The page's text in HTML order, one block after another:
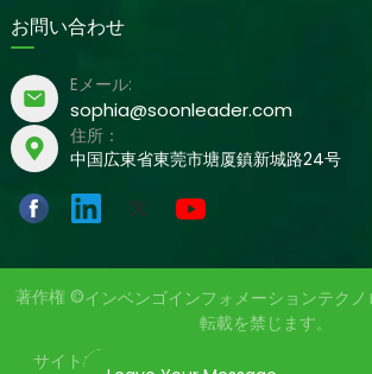
お問い合わせ
Eメール:
sophia@soonleader.com
住所：
中国広東省東莞市塘厦鎮新城路24号
著作権 ©インベンゴインフォメーションテク
転載を禁じます。
サイトマップ